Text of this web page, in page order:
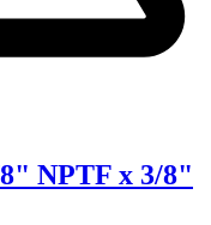
NPTF x 3/8"